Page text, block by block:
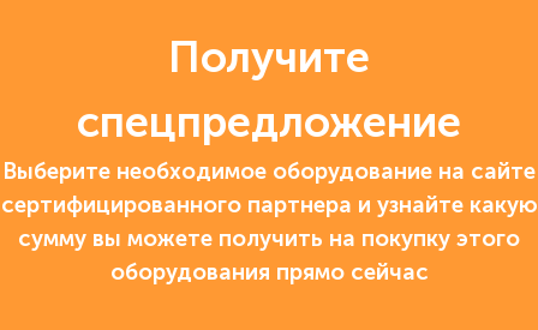
Получите
спецпредложение
Выберите необходимое оборудование на сайте
сертифицированного партнера и узнайте какую
сумму вы можете получить на покупку этого
оборудования прямо сейчас